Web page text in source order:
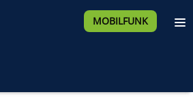
MOBILFUNK